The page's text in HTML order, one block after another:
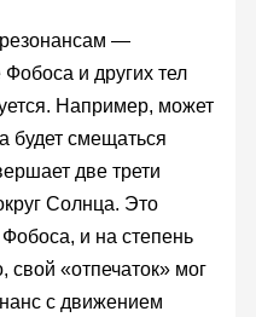
—
и других тел
Например, может
будет смещаться
две трети
Солнца. Это
и на степень
свой «отпечаток» мог
с движением